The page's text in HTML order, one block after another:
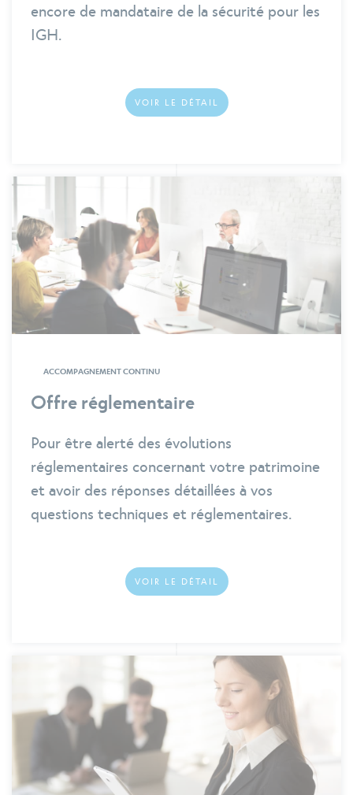
encore de mandataire de la sécurité pour les
IGH.
VOIR LE DÉTAIL
ACCOMPAGNEMENT CONTINU
Offre réglementaire
Pour être alerté des évolutions
réglementaires concernant votre patrimoine
et avoir des réponses détaillées à vos
questions techniques et réglementaires.
VOIR LE DÉTAIL